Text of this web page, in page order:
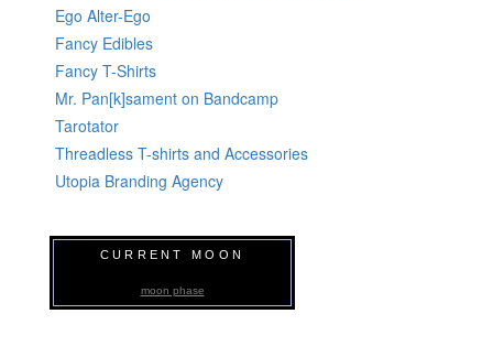
Ego Alter-Ego
Fancy Edibles
Fancy T-Shirts
Mr. Pan[k]sament on Bandcamp
Tarotator
Threadless T-shirts and Accessories
Utopia Branding Agency
CURRENT MOON
moon phase